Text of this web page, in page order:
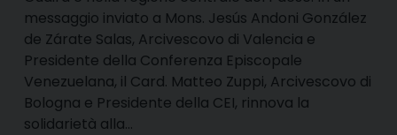
messaggio inviato a Mons. Jesús Andoni González
de Zárate Salas, Arcivescovo di Valencia e
Presidente della Conferenza Episcopale
Venezuelana, il Card. Matteo Zuppi, Arcivescovo di
Bologna e Presidente della CEI, rinnova la
solidarietà alla…